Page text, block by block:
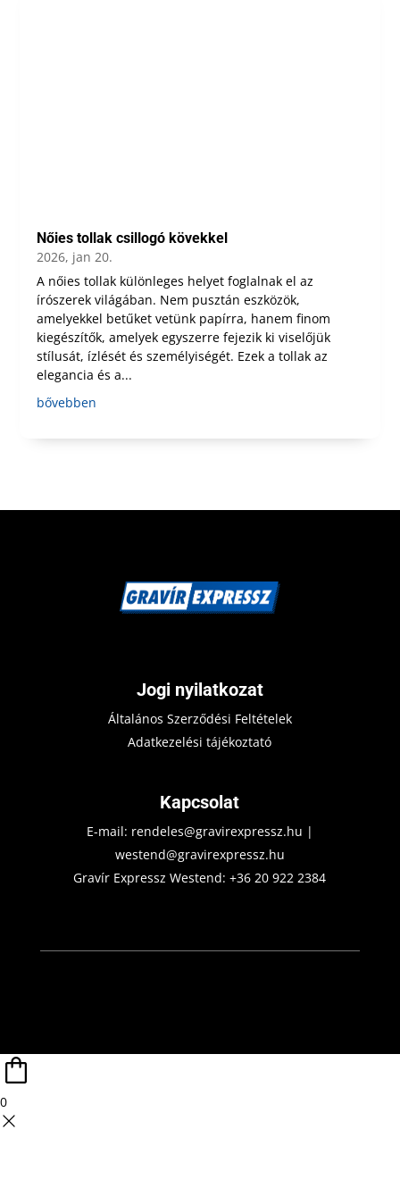
Nőies tollak csillogó kövekkel
2026, jan 20.
A nőies tollak különleges helyet foglalnak el az
írószerek világában. Nem pusztán eszközök,
amelyekkel betűket vetünk papírra, hanem finom
kiegészítők, amelyek egyszerre fejezik ki viselőjük
stílusát, ízlését és személyiségét. Ezek a tollak az
elegancia és a...
bővebben
Jogi nyilatkozat
Általános Szerződési Feltételek
Adatkezelési tájékoztató
Kapcsolat
E-mail: rendeles@gravirexpressz.hu |
westend@gravirexpressz.hu
Gravír Expressz Westend:+36 20 922 2384
0